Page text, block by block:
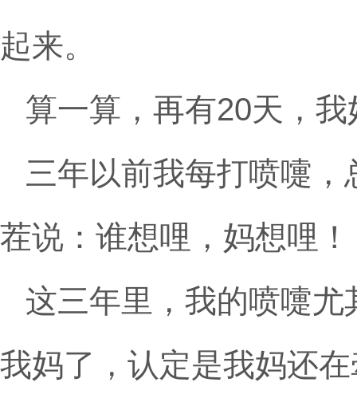
起来。
算一算，再有20天，
三年以前我每打喷嚏
茬说：谁想哩，妈想哩！
这三年里，我的喷嚏
我妈了，认定是我妈还